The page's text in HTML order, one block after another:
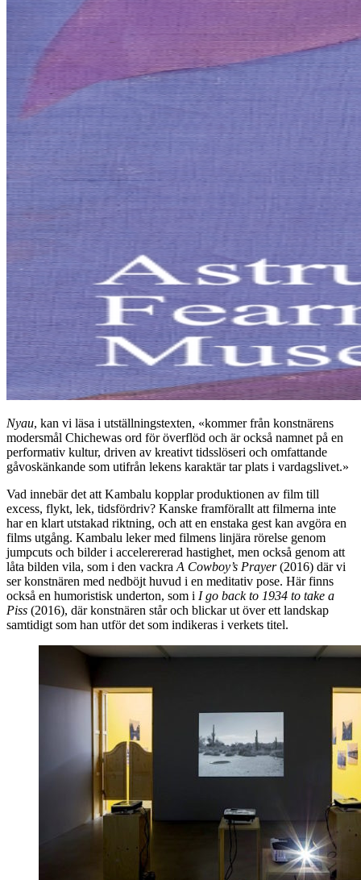
Nyau, kan vi läsa i utställningstexten, «kommer från konstnärens
modersmål Chichewas ord för överflöd och är också namnet på en
performativ kultur, driven av kreativt tidsslöseri och omfattande
gåvoskänkande som utifrån lekens karaktär tar plats i vardagslivet.»
Vad innebär det att Kambalu kopplar produktionen av film till
excess, flykt, lek, tidsfördriv? Kanske framförallt att filmerna inte
har en klart utstakad riktning, och att en enstaka gest kan avgöra en
films utgång. Kambalu leker med filmens linjära rörelse genom
jumpcuts och bilder i accelerererad hastighet, men också genom att
låta bilden vila, som i den vackra A Cowboy’s Prayer(2016) där vi
ser konstnären med nedböjt huvud i en meditativ pose. Här finns
också en humoristisk underton, som i I go back to 1934 to take a
Piss (2016), där konstnären står och blickar ut över ett landskap
samtidigt som han utför det som indikeras i verkets titel.